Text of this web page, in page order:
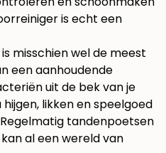
is echt een
misschien wel de meest
een aanhoudende
uit de bek van je
likken en speelgoed
tandenpoetsen
al een wereld van